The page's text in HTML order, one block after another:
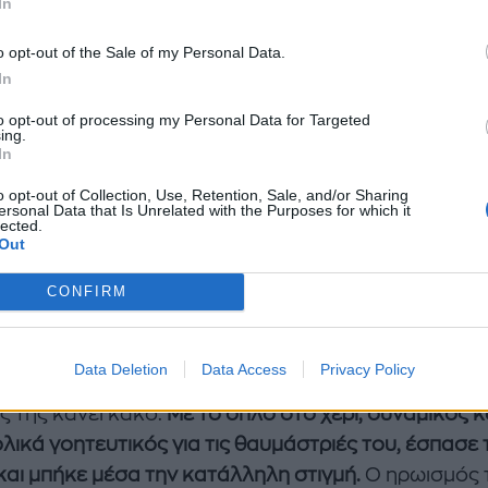
opt-out of the Sale of my Personal Data.
opt-out of processing my Personal Data for Targeted
opt-out of Collection, Use, Retention, Sale, and/or Sharing
Data that Is Unrelated with the Purposes for which it
CONFIRM
Data Deletion Data Access Privacy Policy
όλα Μιχάλη
στη σειρά «Παγιδευμένοι», με την Άννα να
Άγγελο, δολοφόνο της αδελφής της και μέχρι
και τον Ανδρέα που έτρεξαν για να την
p/CkBi00CrYvL
πρώτος για να γλιτώσει την Άννα, με φόβο
της κάνει κακό.Με το όπλο στο χέρι, δυναμικός
γοητευτικός για τις θαυμάστριές του, έσπασε
μπήκε μέσα την κατάλληλη στιγμή. Ο ηρωισμός